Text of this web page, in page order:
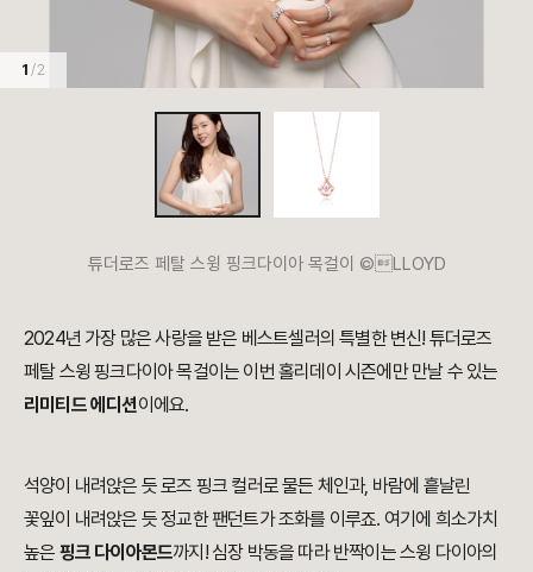
1 / 2
튜더로즈 페탈 스윙 핑크다이아 목걸이 ©LLOYD
2024년 가장 많은 사랑을 받은 베스트셀러의 특별한 변신! 튜더로즈
페탈 스윙 핑크다이아 목걸이는 이번 홀리데이 시즌에만 만날 수 있는
리미티드 에디션이에요.
석양이 내려앉은 듯 로즈 핑크 컬러로 물든 체인과, 바람에 흩날린
꽃잎이 내려앉은 듯 정교한 팬던트가 조화를 이루죠. 여기에 희소가치
높은 핑크 다이아몬드까지! 심장 박동을 따라 반짝이는 스윙 다이아의